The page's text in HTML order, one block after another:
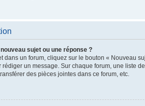
sujet ou une réponse ?
dans un forum, cliquez sur le bouton « Nouveau
rédiger un message. Sur chaque forum, une liste
des pièces jointes dans ce forum, etc.